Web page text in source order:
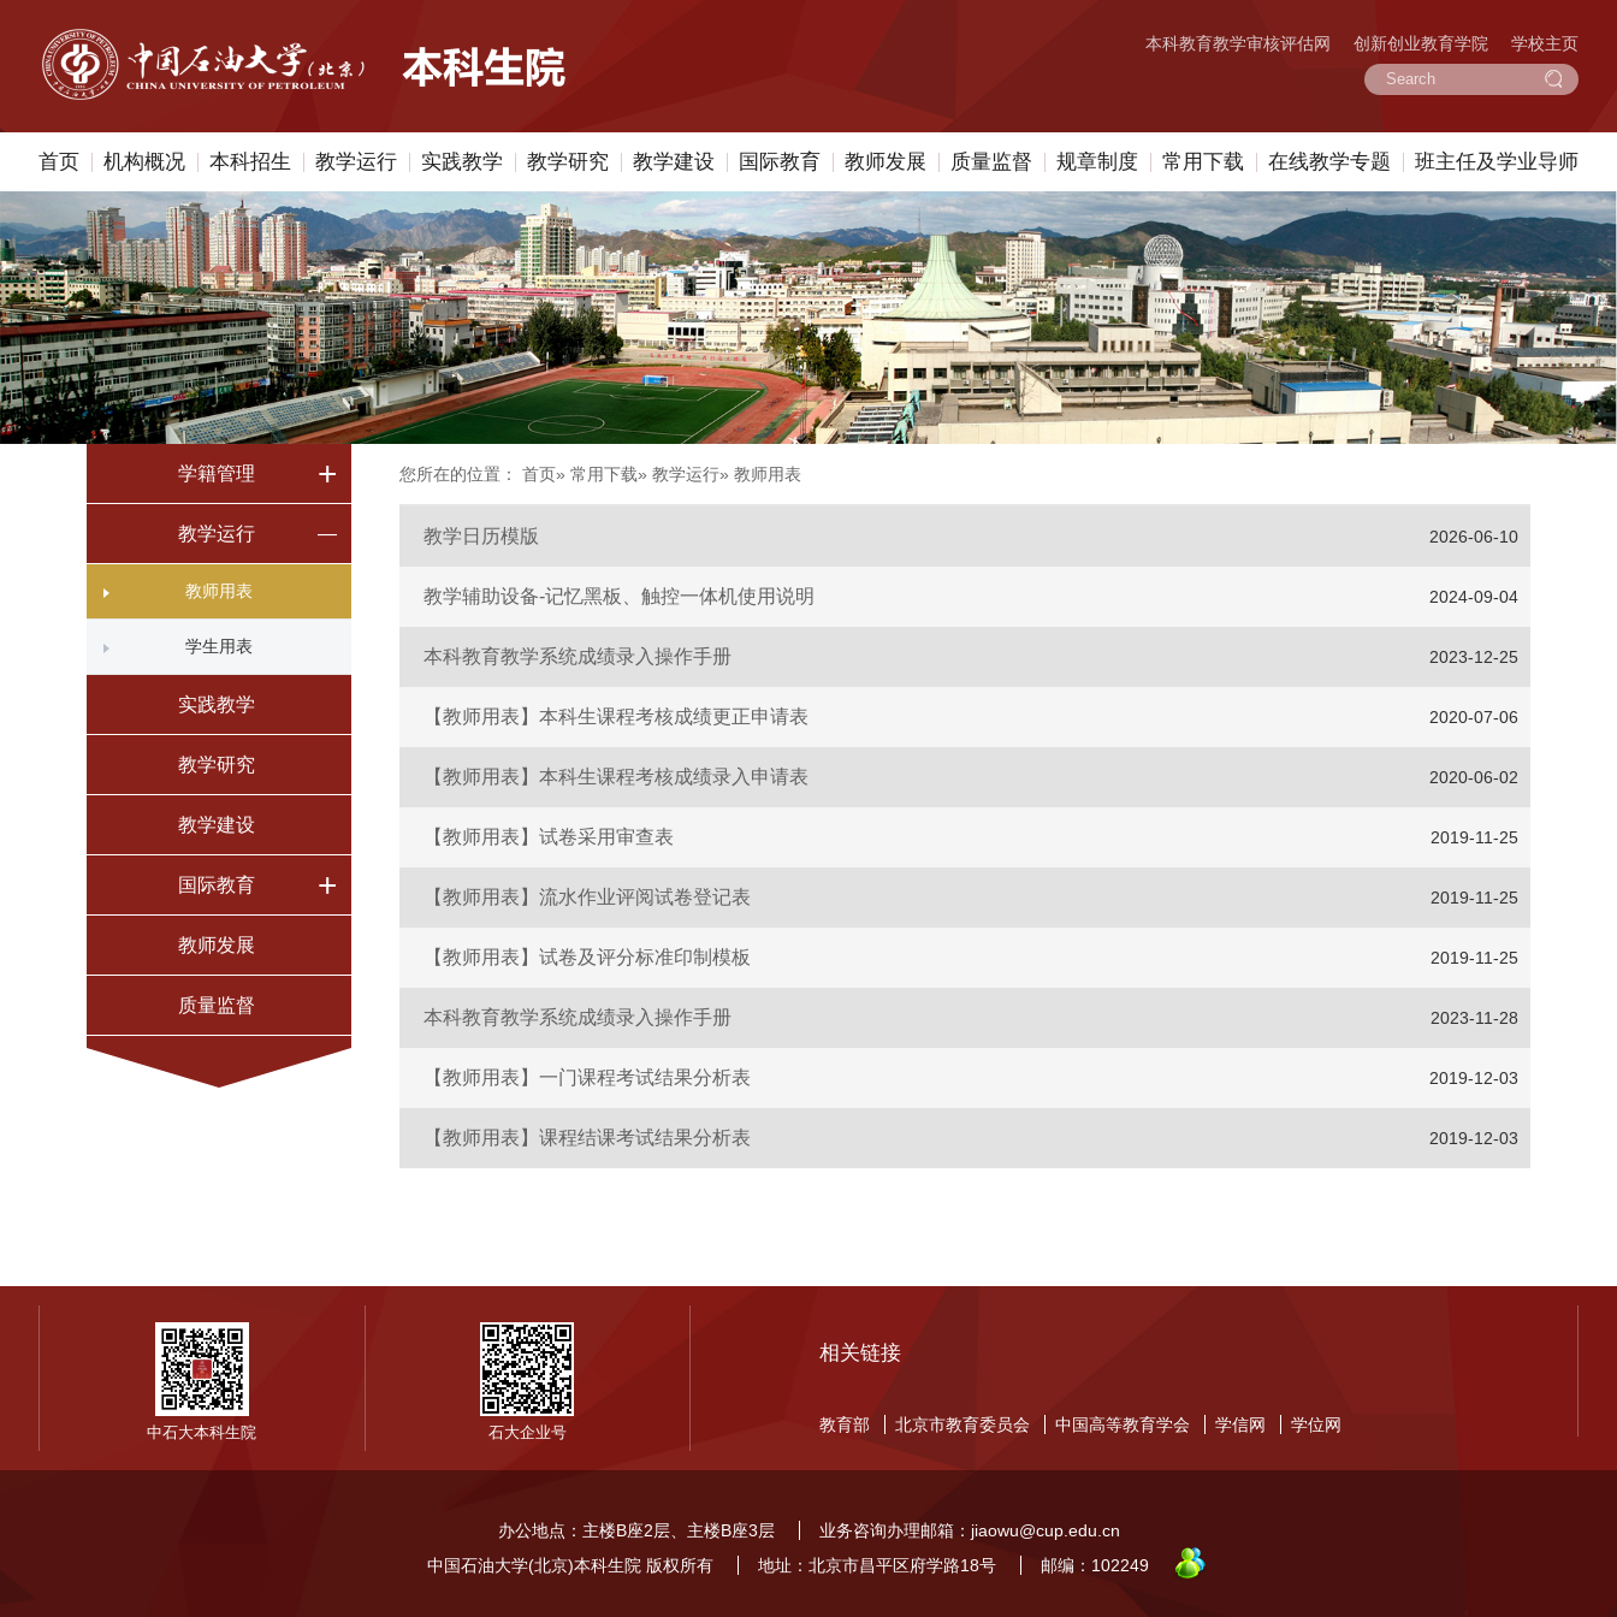
本科教育教学审核评估网 创新创业教育学院 学校主页
首页 机构概况 本科招生 教学运行 实践教学 教学研究 教学建设 国际教育 教师发展 质量监督 规章制度 常用下载 在线教学专题 班主任及学业导师
学籍管理 +
教学运行 —
教师用表
学生用表
实践教学
教学研究
教学建设
国际教育 +
教师发展
质量监督
您所在的位置： 首页» 常用下载» 教学运行» 教师用表
2026-06-10
教学日历模版
2024-09-04
教学辅助设备-记忆黑板、触控一体机使用说明
2023-12-25
本科教育教学系统成绩录入操作手册
2020-07-06
【教师用表】本科生课程考核成绩更正申请表
2020-06-02
【教师用表】本科生课程考核成绩录入申请表
2019-11-25
【教师用表】试卷采用审查表
2019-11-25
【教师用表】流水作业评阅试卷登记表
2019-11-25
【教师用表】试卷及评分标准印制模板
2023-11-28
本科教育教学系统成绩录入操作手册
2019-12-03
【教师用表】一门课程考试结果分析表
2019-12-03
【教师用表】课程结课考试结果分析表
相关链接
教育部 北京市教育委员会 中国高等教育学会 学信网 学位网
中石大本科生院 石大企业号
办公地点：主楼B座2层、主楼B座3层
业务咨询办理邮箱：jiaowu@cup.edu.cn
中国石油大学(北京)本科生院 版权所有
地址：北京市昌平区府学路18号 邮编：102249